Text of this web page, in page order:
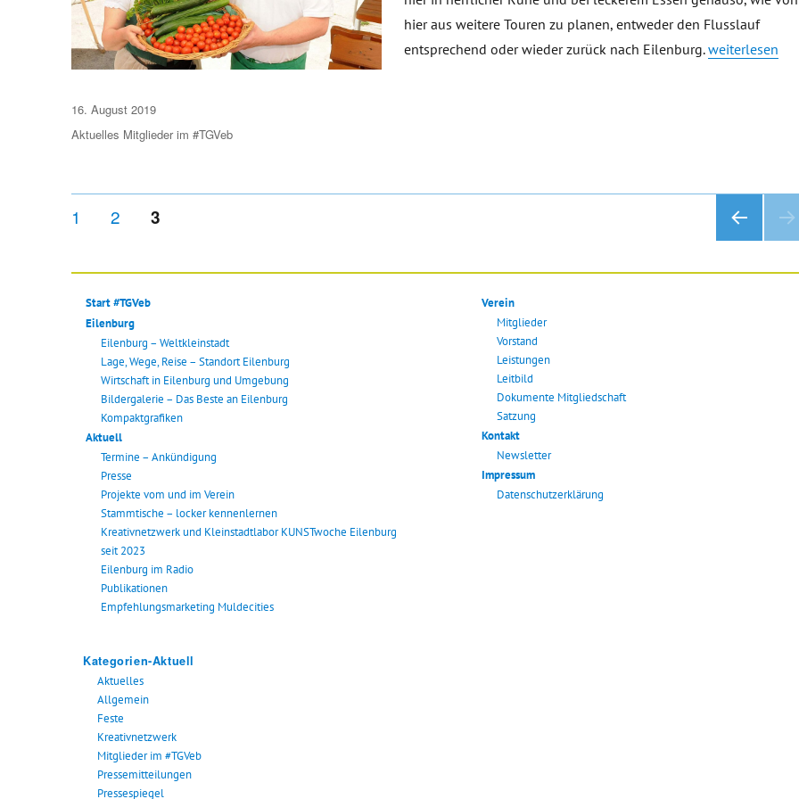
hier aus weitere Touren zu planen, entweder den Flusslauf
entsprechend oder wieder zurück nach Eilenburg.„Fährhaus
weiterlesen
Veröffentlicht
am
16. August 2019
Aktuelles Mitglieder im #TGVeb
Seitennummerierung
Beiträge
HERI
SEITE
1 SEITE
2 SEITE
3
Start #TGVeb
Eilenburg
Eilenburg – Weltkleinstadt
Lage, Wege, Reise – Standort Eilenburg
Wirtschaft in Eilenburg und Umgebung
Bildergalerie – Das Beste an Eilenburg
Kompaktgrafiken
Aktuell
Termine – Ankündigung
Presse
Projekte vom und im Verein
Stammtische – locker kennenlernen
Kreativnetzwerk und Kleinstadtlabor KUNSTwoche Eilenburg
seit 2023
Eilenburg im Radio
Publikationen
Empfehlungsmarketing Muldecities
Kategorien-Aktuell
Aktuelles
Allgemein
Feste
Kreativnetzwerk
Mitglieder im #TGVeb
Pressemitteilungen
Pressespiegel
Verein
Mitglieder
Vorstand
Leistungen
Leitbild
Dokumente Mitgliedschaft
Satzung
Kontakt
Newsletter
Impressum
Datenschutzerklärung